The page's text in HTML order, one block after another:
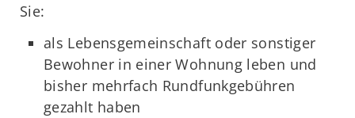
Sie:
als Lebensgemeinschaft oder sonstiger
Bewohner in einer Wohnung leben und
bisher mehrfach Rundfunkgebühren
gezahlt haben